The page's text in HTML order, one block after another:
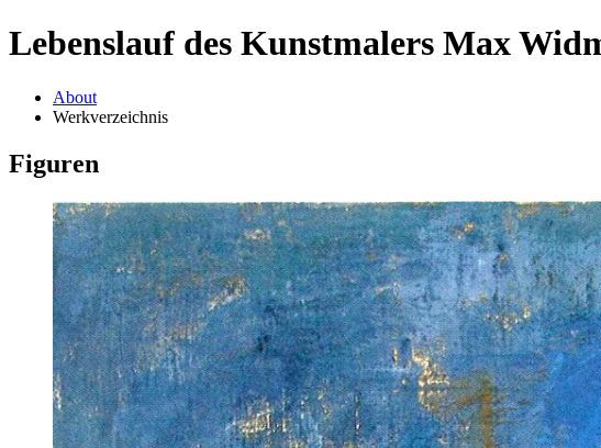
Lebenslauf des Kunstmalers Max
About
Werkverzeichnis
Figuren